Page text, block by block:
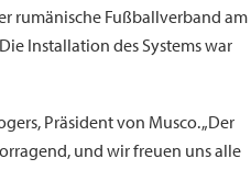
rumänische Fußballverband am
Installation des Systems war
Präsident von Musco. „Der
und wir freuen uns alle